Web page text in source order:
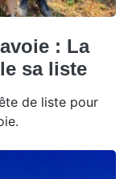
: La
sa liste
de liste pour